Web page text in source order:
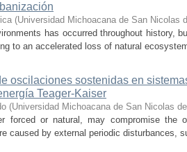
(Universidad Michoacana de San Nicolas
has occurred throughout history,
to an accelerated loss of natural
oscilaciones sostenidas en
Teager-Kaiser
(Universidad Michoacana de San Nicolas
forced or natural, may compromise the
caused by external periodic disturbances,